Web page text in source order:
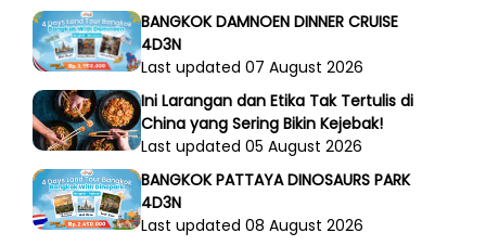
BANGKOK DAMNOEN DINNER CRUISE
4D3N
Last updated 07 August 2026
Ini Larangan dan Etika Tak Tertulis di
China yang Sering Bikin Kejebak!
Last updated 05 August 2026
BANGKOK PATTAYA DINOSAURS PARK
4D3N
Last updated 08 August 2026